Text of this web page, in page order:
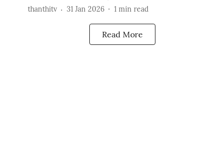
thanthitv 31 Jan 2026 1 min read
Read More